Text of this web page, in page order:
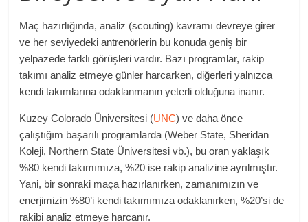
Maç hazırlığında, analiz (scouting) kavramı devreye girer
ve her seviyedeki antrenörlerin bu konuda geniş bir
yelpazede farklı görüşleri vardır. Bazı programlar, rakip
takımı analiz etmeye günler harcarken, diğerleri yalnızca
kendi takımlarına odaklanmanın yeterli olduğuna inanır.
Kuzey Colorado Üniversitesi (UNC) ve daha önce
çalıştığım başarılı programlarda (Weber State, Sheridan
Koleji, Northern State Üniversitesi vb.), bu oran yaklaşık
%80 kendi takımımıza, %20 ise rakip analizine ayrılmıştır.
Yani, bir sonraki maça hazırlanırken, zamanımızın ve
enerjimizin %80’i kendi takımımıza odaklanırken, %20’si de
rakibi analiz etmeye harcanır.